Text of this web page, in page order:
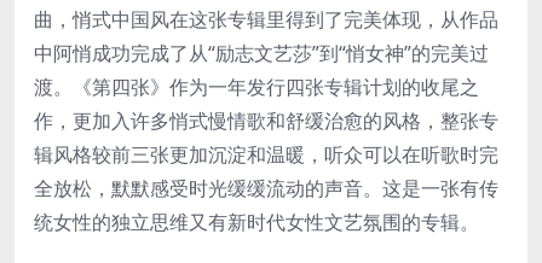
曲，悄式中国风在这张专辑里得到了完美体现，从作品
中阿悄成功完成了从“励志文艺莎”到“悄女神”的完美过
渡。《第四张》作为一年发行四张专辑计划的收尾之
作，更加入许多悄式慢情歌和舒缓治愈的风格，整张专
辑风格较前三张更加沉淀和温暖，听众可以在听歌时完
全放松，默默感受时光缓缓流动的声音。这是一张有传
统女性的独立思维又有新时代女性文艺氛围的专辑。